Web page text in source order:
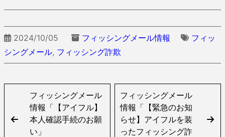
2024/10/05 フィッシングメール情報
フィッ
シングメール, フィッシング詐欺
フィッシングメール
情報「【アイフル】
本人確認手続のお願
い」
フィッシングメール
情報「【緊急のお知
らせ】アイフルを装
ったフィッシング詐